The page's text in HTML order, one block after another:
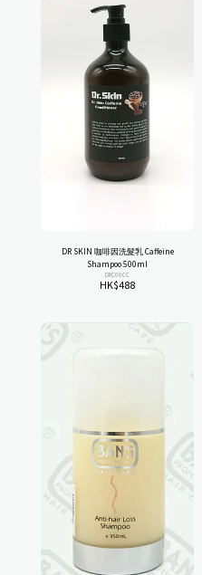
DR SKIN 咖啡因洗髮乳 Caffeine
Shampoo 500ml
DRC00CC
HK$488